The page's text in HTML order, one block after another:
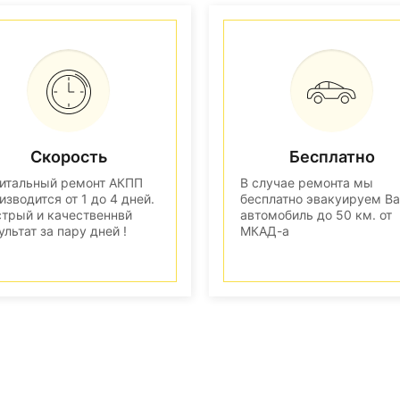
Скорость
ремонт АКПП
от 1 до 4 дней.
и качественнвй
за пару дней !
Бесплатно
В случае ремонта мы
бесплатно эвакуируем
автомобиль до 50 км. от
МКАД-а